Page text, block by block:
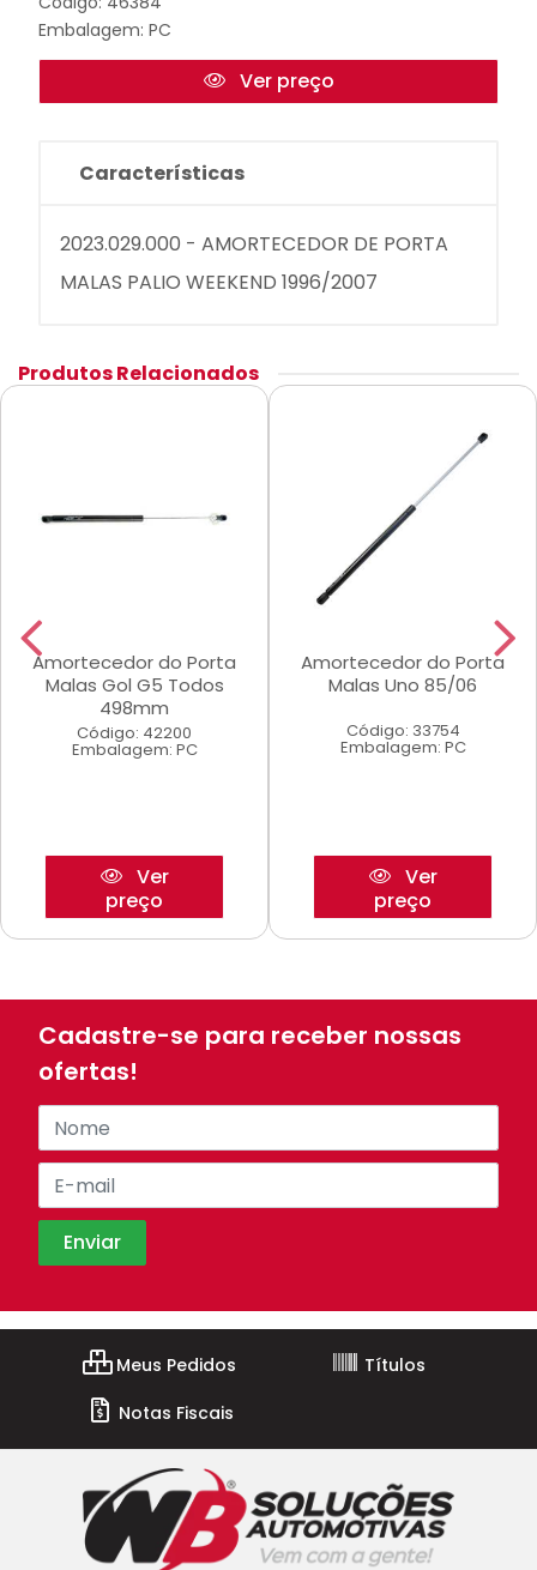
Embalagem: PC
Ver preço
Características
2023.029.000 - AMORTECEDOR DE PORTA
MALAS PALIO WEEKEND 1996/2007
Produtos Relacionados
Amortecedor do Porta
Malas Gol G5 Todos
498mm
Código: 42200
Embalagem: PC
Ver
preço
Amortecedor do Porta
Malas Uno 85/06
Código: 33754
Embalagem: PC
Ver
preço
Cadastre-se para receber nossas
ofertas!
Meus Pedidos
Títulos
Notas Fiscais